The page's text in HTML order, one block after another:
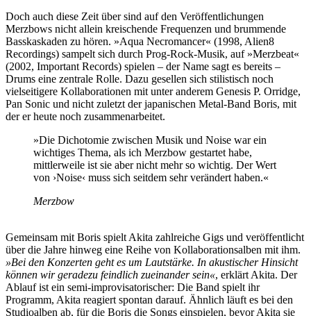
Doch auch diese Zeit über sind auf den Veröffentlichungen
Merzbows nicht allein kreischende Frequenzen und brummende
Basskaskaden zu hören. »Aqua Necromancer« (1998, Alien8
Recordings) sampelt sich durch Prog-Rock-Musik, auf »Merzbeat«
(2002, Important Records) spielen – der Name sagt es bereits –
Drums eine zentrale Rolle. Dazu gesellen sich stilistisch noch
vielseitigere Kollaborationen mit unter anderem Genesis P. Orridge,
Pan Sonic und nicht zuletzt der japanischen Metal-Band Boris, mit
der er heute noch zusammenarbeitet.
»Die Dichotomie zwischen Musik und Noise war ein
wichtiges Thema, als ich Merzbow gestartet habe,
mittlerweile ist sie aber nicht mehr so wichtig. Der Wert
von ›Noise‹ muss sich seitdem sehr verändert haben.«
Merzbow
Gemeinsam mit Boris spielt Akita zahlreiche Gigs und veröffentlicht
über die Jahre hinweg eine Reihe von Kollaborationsalben mit ihm.
»Bei den Konzerten geht es um Lautstärke. In akustischer Hinsicht
können wir geradezu feindlich zueinander sein«, erklärt Akita. Der
Ablauf ist ein semi-improvisatorischer: Die Band spielt ihr
Programm, Akita reagiert spontan darauf. Ähnlich läuft es bei den
Studioalben ab, für die Boris die Songs einspielen, bevor Akita sie